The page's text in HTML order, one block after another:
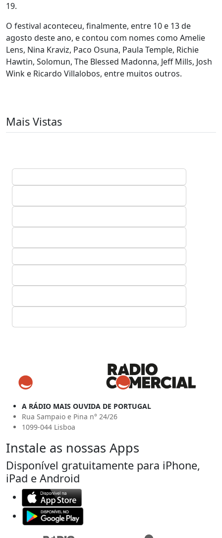
19.
O festival aconteceu, finalmente, entre 10 e 13 de
agosto deste ano, e contou com nomes como Amelie
Lens, Nina Kraviz, Paco Osuna, Paula Temple, Richie
Hawtin, Solomun, The Blessed Madonna, Jeff Mills, Josh
Wink e Ricardo Villalobos, entre muitos outros.
Mais Vistas
A RÁDIO MAIS OUVIDA DE PORTUGAL
Rua Sampaio e Pina n° 24/26
1099-044 Lisboa
Instale as nossas Apps
Disponível gratuitamente para iPhone,
iPad e Android